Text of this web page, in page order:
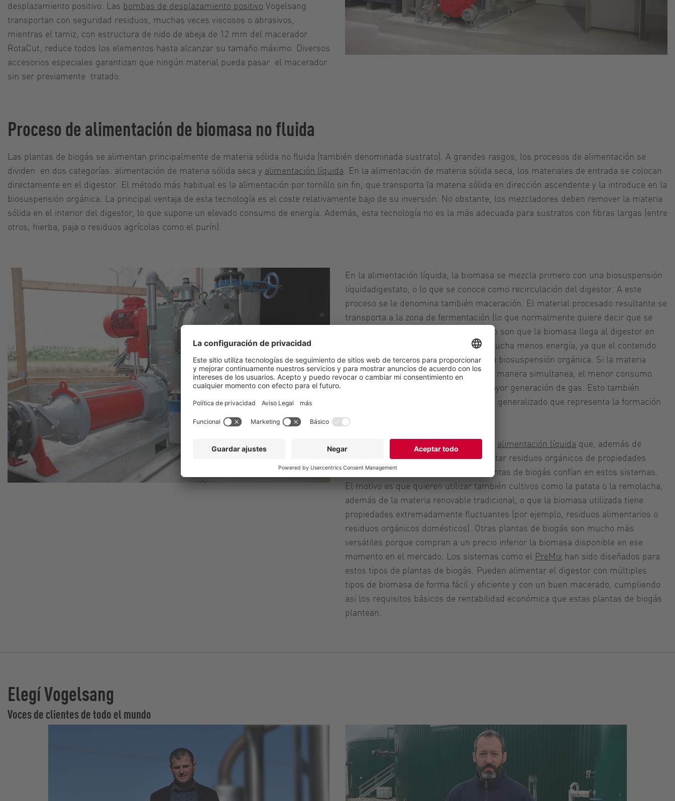
desplazamiento positivo. Las bombas de desplazamiento positivo Vogelsang
transportan con seguridad residuos, muchas veces viscosos o abrasivos,
mientras el tamiz, con estructura de nido de abeja de 12 mm del macerador
RotaCut, reduce todos los elementos hasta alcanzar su tamaño máximo. Diversos
accesorios especiales garantizan que ningún material pueda pasar el macerador
sin ser previamente tratado.
Proceso de alimentación de biomasa no fluida
Las plantas de biogás se alimentan principalmente de materia sólida no fluida (también denominada sustrato). A grandes rasgos, los procesos de alimentación se
dividen en dos categorías: alimentación de materia sólida seca y alimentación líquida . En la alimentación de materia sólida seca, los materiales de entrada se colocan
directamente en el digestor. El método más habitual es la alimentación por tornillo sin fin, que transporta la materia sólida en dirección ascendente y la introduce en la
biosuspensión orgánica. La principal ventaja de esta tecnología es el coste relativamente bajo de su inversión. No obstante, los mezcladores deben remover la materia
sólida en el interior del digestor, lo que supone un elevado consumo de energía. Además, esta tecnología no es la más adecuada para sustratos con fibras largas (entre
otros, hierba, paja o residuos agrícolas como el purín).
En la alimentación líquida, la biomasa se mezcla primero con una biosuspensión
líquidadigestato, o lo que se conoce como recirculación del digestor. A este
proceso se le denomina también maceración. El material procesado resultante se
transporta a la zona de fermentación (lo que normalmente quiere decir que se
bombea). Las ventajas de este proceso son que la biomasa llega al digestor en
forma líquida y su mezcla consume mucha menos energía, ya que el contenido
del digestor está bien mezclado con la biosuspensión orgánica. Si la materia
sólida se procesa al mismo tiempo de manera simultanea, el menor consumo
energético irá acompañado de una mayor generación de gas. Esto también
reduce significativamente el problema generalizado que representa la formación
de capas flotantes.
Como alternativa, existen sistemas de alimentación líquida que, además de
materiales renovables, pueden alimentar residuos orgánicos de propiedades
completamente distintas. Muchas plantas de biogás confían en estos sistemas.
El motivo es que quieren utilizar también cultivos como la patata o la remolacha,
además de la materia renovable tradicional, o que la biomasa utilizada tiene
propiedades extremadamente fluctuantes (por ejemplo, residuos alimentarios o
residuos orgánicos domésticos). Otras plantas de biogás son mucho más
versátiles porque compran a un precio inferior la biomasa disponible en ese
momento en el mercado. Los sistemas como el PreMix han sido diseñados para
estos tipos de plantas de biogás. Pueden alimentar el digestor con múltiples
tipos de biomasa de forma fácil y eficiente y con un buen macerado, cumpliendo
así los requisitos básicos de rentabilidad económica que estas plantas de biogás
plantean.
Elegí Vogelsang
Voces de clientes de todo el mundo